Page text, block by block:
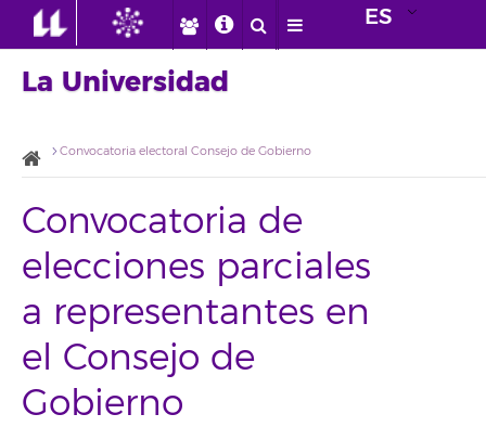
ES
La Universidad
Convocatoria electoral Consejo de Gobierno
Convocatoria de
elecciones parciales
a representantes en
el Consejo de
Gobierno